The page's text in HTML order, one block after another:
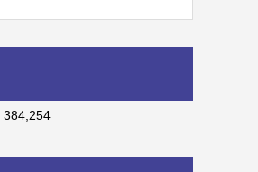
384,254